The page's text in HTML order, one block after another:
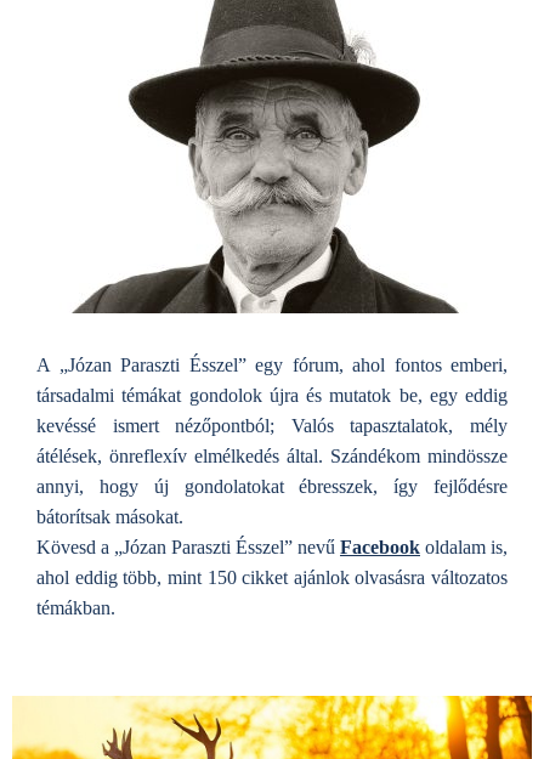
A „Józan Paraszti Ésszel” egy fórum, ahol fontos emberi,
társadalmi témákat gondolok újra és mutatok be, egy eddig
kevéssé ismert nézőpontból; Valós tapasztalatok, mély
átélések, önreflexív elmélkedés által. Szándékom mindössze
annyi, hogy új gondolatokat ébresszek, így fejlődésre
bátorítsak másokat.
Kövesd a „Józan Paraszti Ésszel” nevű Facebook oldalam is,
ahol eddig több, mint 150 cikket ajánlok olvasásra változatos
témákban.